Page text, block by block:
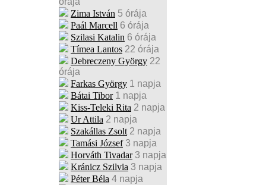
Zima István 5 órája
Paál Marcell 6 órája
Szilasi Katalin 6 órája
Tímea Lantos 22 órája
Debreczeny György 22
órája
Farkas György 1 napja
Bátai Tibor 1 napja
Kiss-Teleki Rita 2 napja
Ur Attila 2 napja
Szakállas Zsolt 2 napja
Tamási József 3 napja
Horváth Tivadar 3 napja
Kránicz Szilvia 3 napja
Péter Béla 4 napja